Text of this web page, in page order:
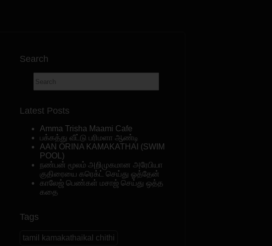
Search
Latest Posts
Amma Trisha Maami Cafe
பக்கத்து வீட்டு பரிமளா ஆண்டி
AAN ORINA KAMAKATHAI (SWIM
POOL)
நண்பன் மூலம் அறிமுகமான அரேபியா
குதிரையை கரெக்ட் செய்து ஓத்தேன்
காலேஜ் பெண்கள் மசாஜ் செய்து ஒத்த
கதை
Tags
tamil kamakathaikal chithi